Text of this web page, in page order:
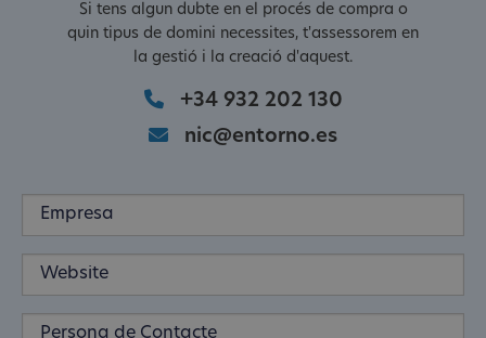
Si tens algun dubte en el procés de compra o
quin tipus de domini necessites, t'assessorem en
la gestió i la creació d'aquest.
+34 932 202 130
nic@entorno.es